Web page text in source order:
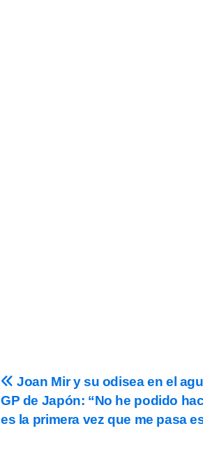
Navegación
de
Joan Mir y su odisea en el
GP de Japón: “No he podido
es la primera vez que me pasa